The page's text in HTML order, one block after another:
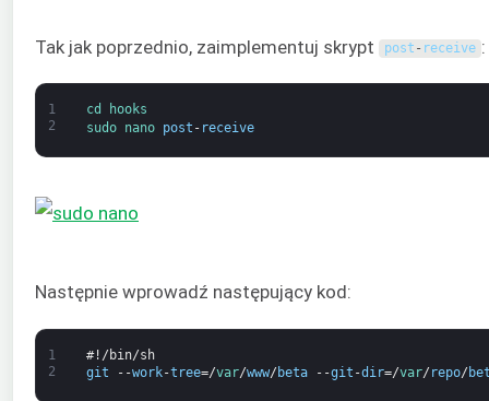
Tak jak poprzednio, zaimplementuj skrypt post - receive :
1
2
cd
hooks
sudo nano post - receive
Następnie wprowadź następujący kod:
1
2
#!/bin/sh
git
--work-tree=/var/www/ beta --git -dir=/var/ repo/